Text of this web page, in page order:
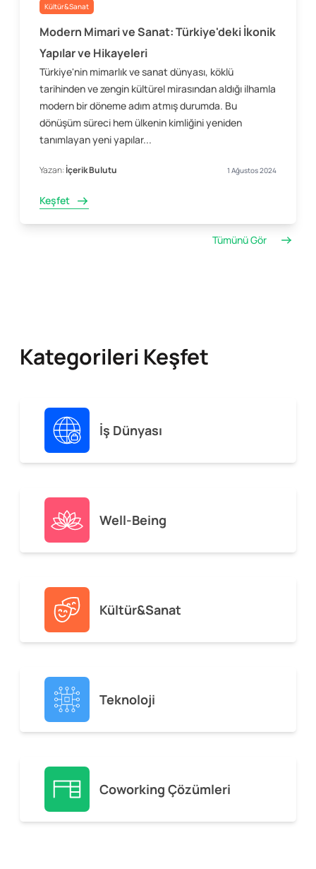
Kültür&Sanat
Modern Mimari ve Sanat: Türkiye'deki İkonik
Yapılar ve Hikayeleri
Türkiye'nin mimarlık ve sanat dünyası, köklü
tarihinden ve zengin kültürel mirasından aldığı ilhamla
modern bir döneme adım atmış durumda. Bu
dönüşüm süreci hem ülkenin kimliğini yeniden
tanımlayan yeni yapılar...
Yazan:İçerik Bulutu 1 Ağustos 2024
Keşfet
Tümünü Gör
Kategorileri Keşfet
İş Dünyası
Well-Being
Kültür&Sanat
Teknoloji
Coworking Çözümleri